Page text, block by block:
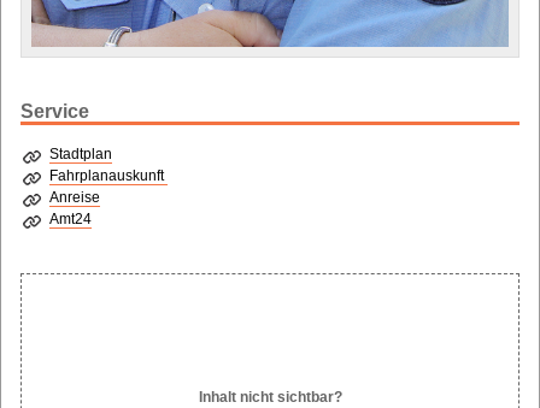
Service
Stadtplan
Fahrplanauskunft
Anreise
Amt24
Inhalt nicht sichtbar?